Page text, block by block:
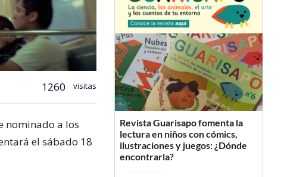
1260 visitas
nominado a los
el sábado 18
Revista Guarisapo fomenta la
lectura en niños con cómics,
ilustraciones y juegos: ¿Dónde
encontrarla?